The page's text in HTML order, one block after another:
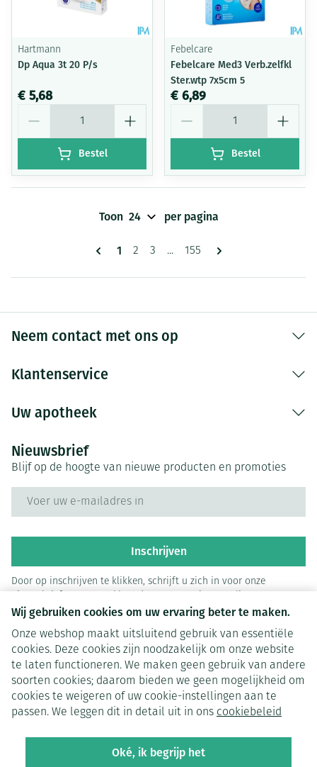
Wij gebruiken cookies om uw ervaring beter te maken.
Onze webshop maakt uitsluitend gebruik van essentiële
cookies. Deze cookies zijn noodzakelijk om onze website
te laten functioneren. We maken geen gebruik van andere
soorten cookies; daarom bieden we geen mogelijkheid om
cookies te weigeren of uw cookie-instellingen aan te
passen. We leggen dit in detail uit in ons cookiebeleid
Oké, ik begrijp het
Hartmann
Dp Aqua 3t 20 P/s
€ 5,68
Bestel
Febelcare
Febelcare Med3 Verb.zelfkl
Ster.wtp 7x5cm 5
€ 6,89
Bestel
Pagina's
U lees momenteel pagina
1 Pagina
2 Pagina
3 ... Pagina
155
Toon per pagina
Neem contact met ons op
Klantenservice
Uw apotheek
Nieuwsbrief
Blijf op de hoogte van nieuwe producten en promoties
Inschrijven
Door op inschrijven te klikken, schrijft u zich in voor onze
Juridische links